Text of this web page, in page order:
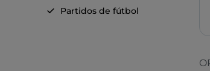
Partidos de fútbol